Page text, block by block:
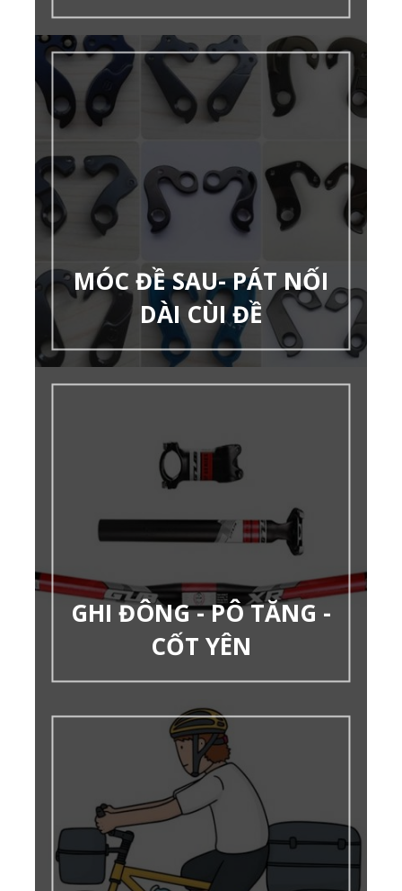
MÓC ĐỀ SAU- PÁT NỐI
DÀI CÙI ĐỀ
GHI ĐÔNG - PÔ TĂNG -
CỐT YÊN